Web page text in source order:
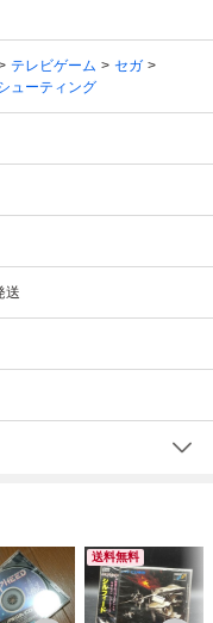
テレビゲーム
セガ
ューティング
送
送料無料